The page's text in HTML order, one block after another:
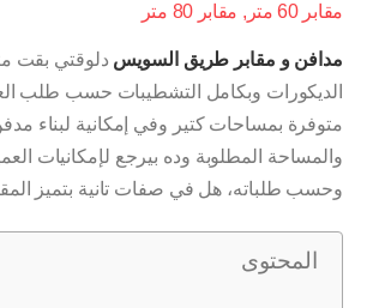
مقابر 60 متر
مقابر 80 متر
مدافن و مقابر طريق السويس دلوقتي بقت
الديكورات وبكامل التشطيبات حسب طلب
متوفرة بمساحات كتير وفي إمكانية لبناء
والمساحة المطلوبة وده بيرجع لإمكانيات
وحسب طلباته، هل في صفات تانية بتميز
المحتوى